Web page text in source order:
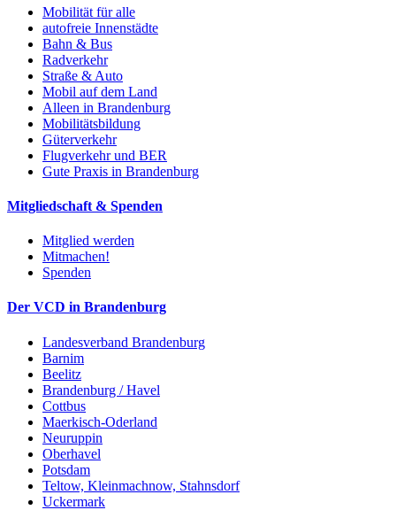
Mobilität für alle
autofreie Innenstädte
Bahn & Bus
Radverkehr
Straße & Auto
Mobil auf dem Land
Alleen in Brandenburg
Mobilitätsbildung
Güterverkehr
Flugverkehr und BER
Gute Praxis in Brandenburg
Mitgliedschaft & Spenden
Mitglied werden
Mitmachen!
Spenden
Der VCD in Brandenburg
Landesverband Brandenburg
Barnim
Beelitz
Brandenburg / Havel
Cottbus
Maerkisch-Oderland
Neuruppin
Oberhavel
Potsdam
Teltow, Kleinmachnow, Stahnsdorf
Uckermark